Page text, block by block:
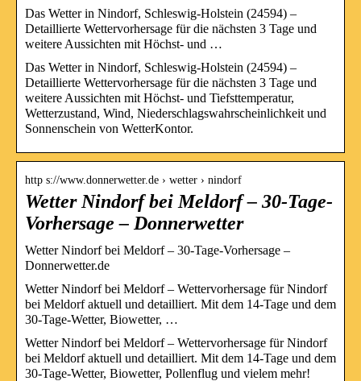
Das Wetter in Nindorf, Schleswig-Holstein (24594) –
Detaillierte Wettervorhersage für die nächsten 3 Tage und
weitere Aussichten mit Höchst- und …
Das Wetter in Nindorf, Schleswig-Holstein (24594) –
Detaillierte Wettervorhersage für die nächsten 3 Tage und
weitere Aussichten mit Höchst- und Tiefsttemperatur,
Wetterzustand, Wind, Niederschlagswahrscheinlichkeit und
Sonnenschein von WetterKontor.
http s://www.donnerwetter.de › wetter › nindorf
Wetter Nindorf bei Meldorf – 30-Tage-
Vorhersage – Donnerwetter
Wetter Nindorf bei Meldorf – 30-Tage-Vorhersage –
Donnerwetter.de
Wetter Nindorf bei Meldorf – Wettervorhersage für Nindorf
bei Meldorf aktuell und detailliert. Mit dem 14-Tage und dem
30-Tage-Wetter, Biowetter, …
Wetter Nindorf bei Meldorf – Wettervorhersage für Nindorf
bei Meldorf aktuell und detailliert. Mit dem 14-Tage und dem
30-Tage-Wetter, Biowetter, Pollenflug und vielem mehr!